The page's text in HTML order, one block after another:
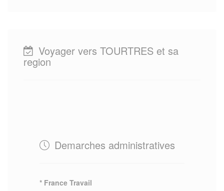
Voyager vers TOURTRES et sa
region
Demarches administratives
* France Travail